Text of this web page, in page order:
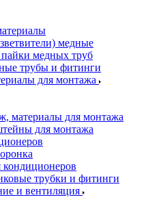
медные
медных труб
трубы и фитинги
для монтажа
материалы для монтажа
для монтажа
трубки и фитинги
и вентиляция